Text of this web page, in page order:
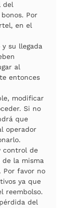
del
Por
en el
su llegada
al
entonces
modificar
Si no
que
operador
control de
la misma
Por favor no
ya que
reembolso.
del